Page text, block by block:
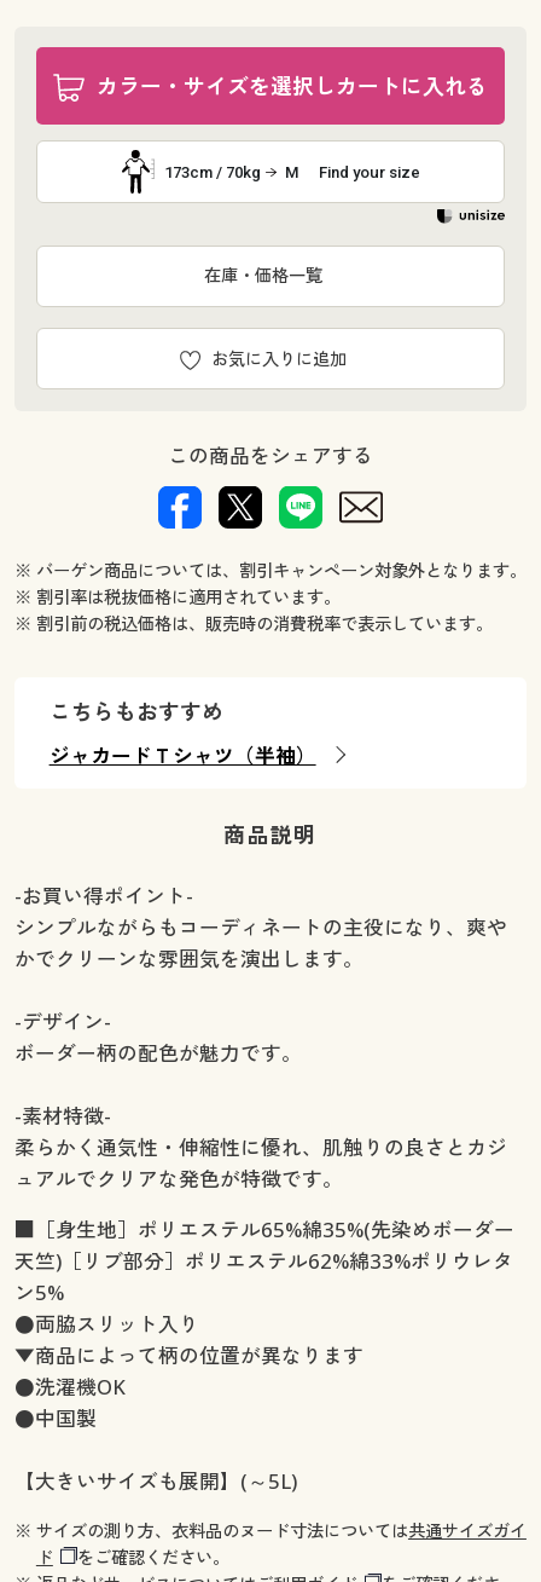
カラー・サイズを選択しカートに入れる
173cm / 70kg M Find your size
お気に入りに追加
在庫・価格一覧
この商品をシェアする
※ バーゲン商品については、割引キャンペーン対象外となります。
※ 割引率は税抜価格に適用されています。
※ 割引前の税込価格は、販売時の消費税率で表示しています。
こちらもおすすめ
ジャカードＴシャツ（半袖）
商品説明
-お買い得ポイント-
シンプルながらもコーディネートの主役になり、爽や
かでクリーンな雰囲気を演出します。
-デザイン-
ボーダー柄の配色が魅力です。
-素材特徴-
柔らかく通気性・伸縮性に優れ、肌触りの良さとカジ
ュアルでクリアな発色が特徴です。
■［身生地］ポリエステル65%綿35%(先染めボーダー
天竺)［リブ部分］ポリエステル62%綿33%ポリウレタ
ン5%
●両脇スリット入り
▼商品によって柄の位置が異なります
●洗濯機OK
●中国製
【大きいサイズも展開】(～5L)
※ サイズの測り方、衣料品のヌード寸法については共通サイズガイ
ド
をご確認ください。